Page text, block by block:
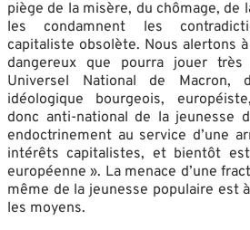
piège de la misère, du chômage, de
les condamnent les
capitaliste obsolète. Nous alertons
dangereux que pourra jouer
Universel National de Macron,
idéologique bourgeois,
donc anti-national de la jeunesse
endoctrinement au service d’une
intérêts capitalistes, et bientôt
européenne ». La menace d’une
même de la jeunesse populaire est
les moyens.